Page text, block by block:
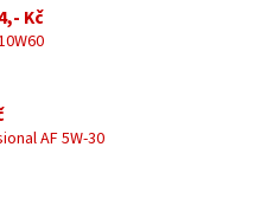
Kč
AF 5W-30